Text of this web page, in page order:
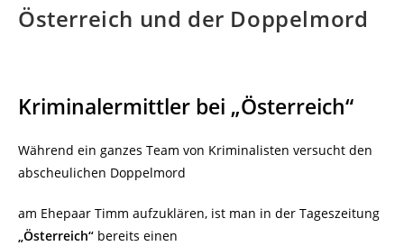
Österreich und der Doppelmord
Kriminalermittler bei „Österreich“
Während ein ganzes Team von Kriminalisten versucht den
abscheulichen Doppelmord
am Ehepaar Timm aufzuklären, ist man in der Tageszeitung
„Österreich“ bereits einen